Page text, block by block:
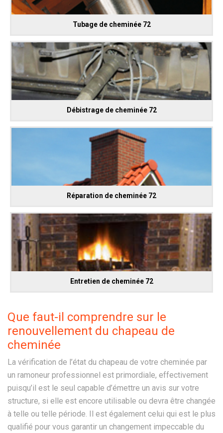
Tubage de cheminée 72
Débistrage de cheminée 72
Réparation de cheminée 72
Entretien de cheminée 72
Que faut-il comprendre sur le
renouvellement du chapeau de
cheminée
La vérification de l’état du chapeau de votre cheminée par
un ramoneur professionnel est primordiale, effectivement
puisqu’il est le seul capable d’émettre un avis sur votre
structure, si elle est encore utilisable ou devra être changée
à telle ou telle période. Il est également celui qui est le plus
qualifié pour vous garantir un changement impeccable du